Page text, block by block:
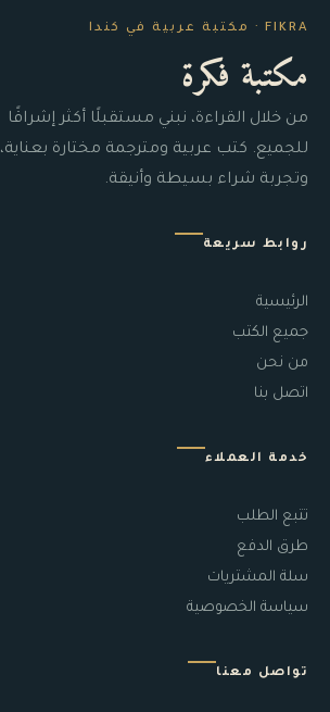
FIKRA · مكتبة عربية في كندا
مكتبة فكرة
من خلال القراءة، نبني مستقبلًا أكثر إشراقًا
للجميع. كتب عربية ومترجمة مختارة بعناية،
وتجربة شراء بسيطة وأنيقة.
روابط سريعة
الرئيسية
جميع الكتب
من نحن
اتصل بنا
خدمة العملاء
تتبع الطلب
طرق الدفع
سلة المشتريات
سياسة الخصوصية
تواصل معنا